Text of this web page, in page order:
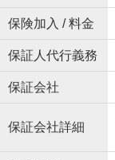
保険加入 / 料金
保証人代行義務
保証会社
保証会社詳細